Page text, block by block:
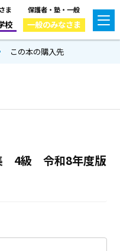
ま
校
保護者・塾・一般
一般のみなさま
この本の購入先
4級 令和8年度版